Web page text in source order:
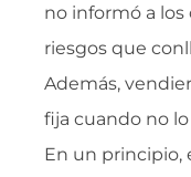
no informó a los
riesgos que
Además,
fija cuando no lo
En un principio,